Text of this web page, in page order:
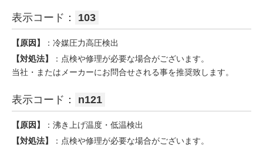
表示コード： 103
【原因】
：冷媒圧力高圧検出
【対処法】
：点検や修理が必要な場合がございます。
当社・またはメーカーにお問合せされる事を推奨致します。
表示コード： n121
【原因】
：沸き上げ温度・低温検出
【対処法】
：点検や修理が必要な場合がございます。